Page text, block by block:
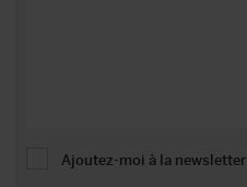
Ajoutez-moi à la newsletter